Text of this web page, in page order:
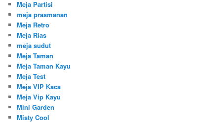
Meja Partisi
meja prasmanan
Meja Retro
Meja Rias
meja sudut
Meja Taman
Meja Taman Kayu
Meja Test
Meja VIP Kaca
Meja Vip Kayu
Mini Garden
Misty Cool